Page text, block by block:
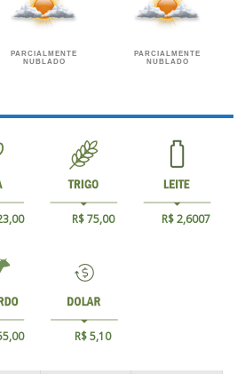
PARCIALMENTE
NUBLADO
PARCIALMENTE
NUBLADO
R$ 75,00 R$ 2,6007
R$ 5,10